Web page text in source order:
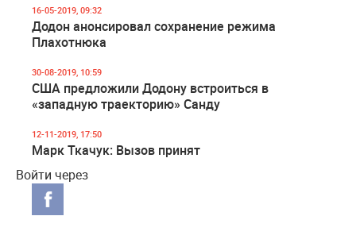
16-05-2019, 09:32
Додон анонсировал сохранение режима
Плахотнюка
30-08-2019, 10:59
США предложили Додону встроиться в
«западную траекторию» Санду
12-11-2019, 17:50
Марк Ткачук: Вызов принят
Войти через